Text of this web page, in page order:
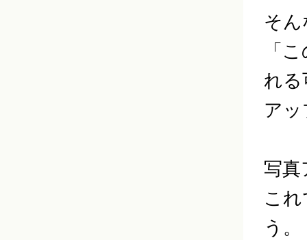
そ
「
れる
ア
写真
こ
う。